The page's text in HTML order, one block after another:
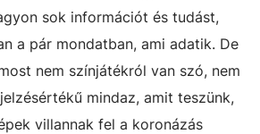
sok információt és tudást,
a pár mondatban, ami adatik. De
nem színjátékról van szó, nem
mindaz, amit teszünk,
villannak fel a koronázás